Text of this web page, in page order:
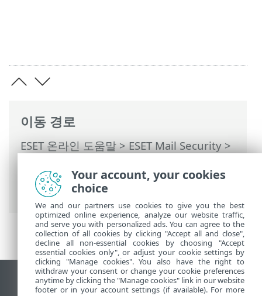
이동 경로
ESET 온라인 도움말>ESET Mail Security>
케줄러> 스케줄러 - 작업 추가> 예약된 작
업 개요
데스크톱 사이트 보기
Your account, your cookies
choice
We and our partners use cookies to give you the best
optimized online experience, analyze our website traffic,
and serve you with personalized ads. You can agree to the
collection of all cookies by clicking "Accept all and close",
decline all non-essential cookies by choosing "Accept
essential cookies only", or adjust your cookie settings by
clicking "Manage cookies". You also have the right to
withdraw your consent or change your cookie preferences
anytime by clicking the "Manage cookies" link in our website
footer or in your account settings (if available). For more